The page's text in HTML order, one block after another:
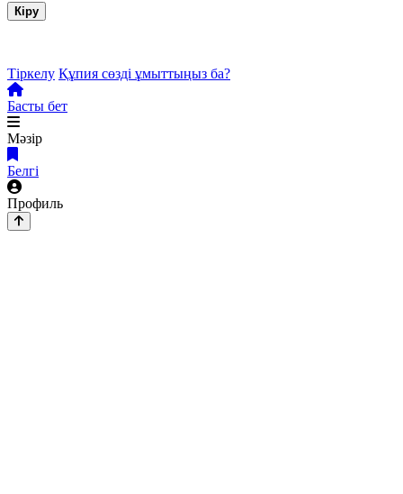
Кіру
Тіркелу Құпия сөзді ұмыттыңыз ба?
Басты бет
Мәзір
Белгі
Профиль